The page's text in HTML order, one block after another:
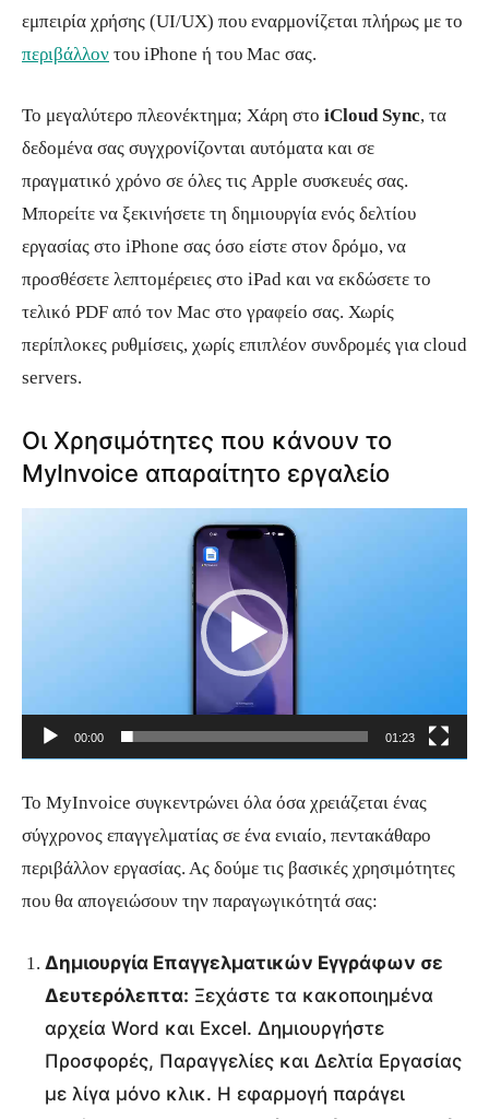
εμπειρία χρήσης (UI/UX) που εναρμονίζεται πλήρως με το
περιβάλλον του iPhone ή του Mac σας.
Το μεγαλύτερο πλεονέκτημα; Χάρη στο iCloud Sync, τα
δεδομένα σας συγχρονίζονται αυτόματα και σε
πραγματικό χρόνο σε όλες τις Apple συσκευές σας.
Μπορείτε να ξεκινήσετε τη δημιουργία ενός δελτίου
εργασίας στο iPhone σας όσο είστε στον δρόμο, να
προσθέσετε λεπτομέρειες στο iPad και να εκδώσετε το
τελικό PDF από τον Mac στο γραφείο σας. Χωρίς
περίπλοκες ρυθμίσεις, χωρίς επιπλέον συνδρομές για cloud
servers.
Οι Χρησιμότητες που κάνουν το
MyInvoice απαραίτητο εργαλείο
μ
00:00 01:23
Το MyInvoice συγκεντρώνει όλα όσα χρειάζεται ένας
σύγχρονος επαγγελματίας σε ένα ενιαίο, πεντακάθαρο
περιβάλλον εργασίας. Ας δούμε τις βασικές χρησιμότητες
που θα απογειώσουν την παραγωγικότητά σας:
Δημιουργία Επαγγελματικών Εγγράφων σε
Δευτερόλεπτα: Ξεχάστε τα κακοποιημένα
αρχεία Word και Excel. Δημιουργήστε
Προσφορές, Παραγγελίες και Δελτία Εργασίας
με λίγα μόνο κλικ. Η εφαρμογή παράγει